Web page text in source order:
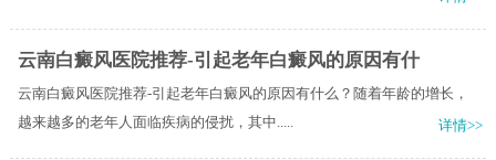
云南白癜风医院推荐-引起老年白癜风的原因有什
云南白癜风医院推荐-引起老年白癜风的原因有什么？随着年龄的增长，
越来越多的老年人面临疾病的侵扰，其中.....
详情>>